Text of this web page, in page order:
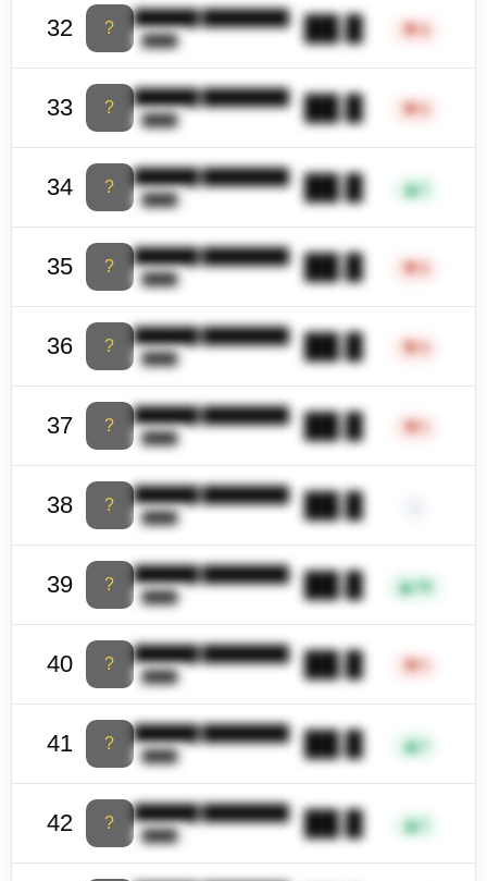
32 ?
██████ ████████
████ ██.█ ▼
33 ?
██████ ████████
████ ██.█ ▼
34 ?
██████ ████████
████ ██.█ ▲1
35 ?
██████ ████████
████ ██.█ ▼
36 ?
██████ ████████
████ ██.█ ▼
37 ?
██████ ████████
████ ██.█ ▼
38 ?
██████ ████████
████ ██.█
39 ?
██████ ████████
████ ██.█ ▲78
40 ?
██████ ████████
████ ██.█ ▼
41 ?
██████ ████████
████ ██.█ ▲1
42 ?
██████ ████████
████ ██.█ ▲1